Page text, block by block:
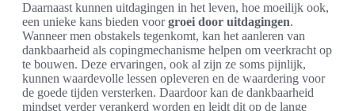
Daarnaast kunnen uitdagingen in het leven, hoe moeilijk ook,
een unieke kans bieden voorgroei door uitdagingen.
Wanneer men obstakels tegenkomt, kan het aanleren van
dankbaarheid als copingmechanisme helpen om veerkracht op
te bouwen. Deze ervaringen, ook al zijn ze soms pijnlijk,
kunnen waardevolle lessen opleveren en de waardering voor
de goede tijden versterken. Daardoor kan de dankbaarheid
mindset verder verankerd worden en leidt dit op de lange